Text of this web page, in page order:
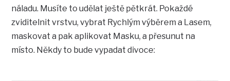
náladu. Musíte to udělat ještě pětkrát. Pokaždé
zviditelnit vrstvu, vybrat Rychlým výběrem a Lasem,
maskovat a pak aplikovat Masku, a přesunut na
místo. Někdy to bude vypadat divoce: